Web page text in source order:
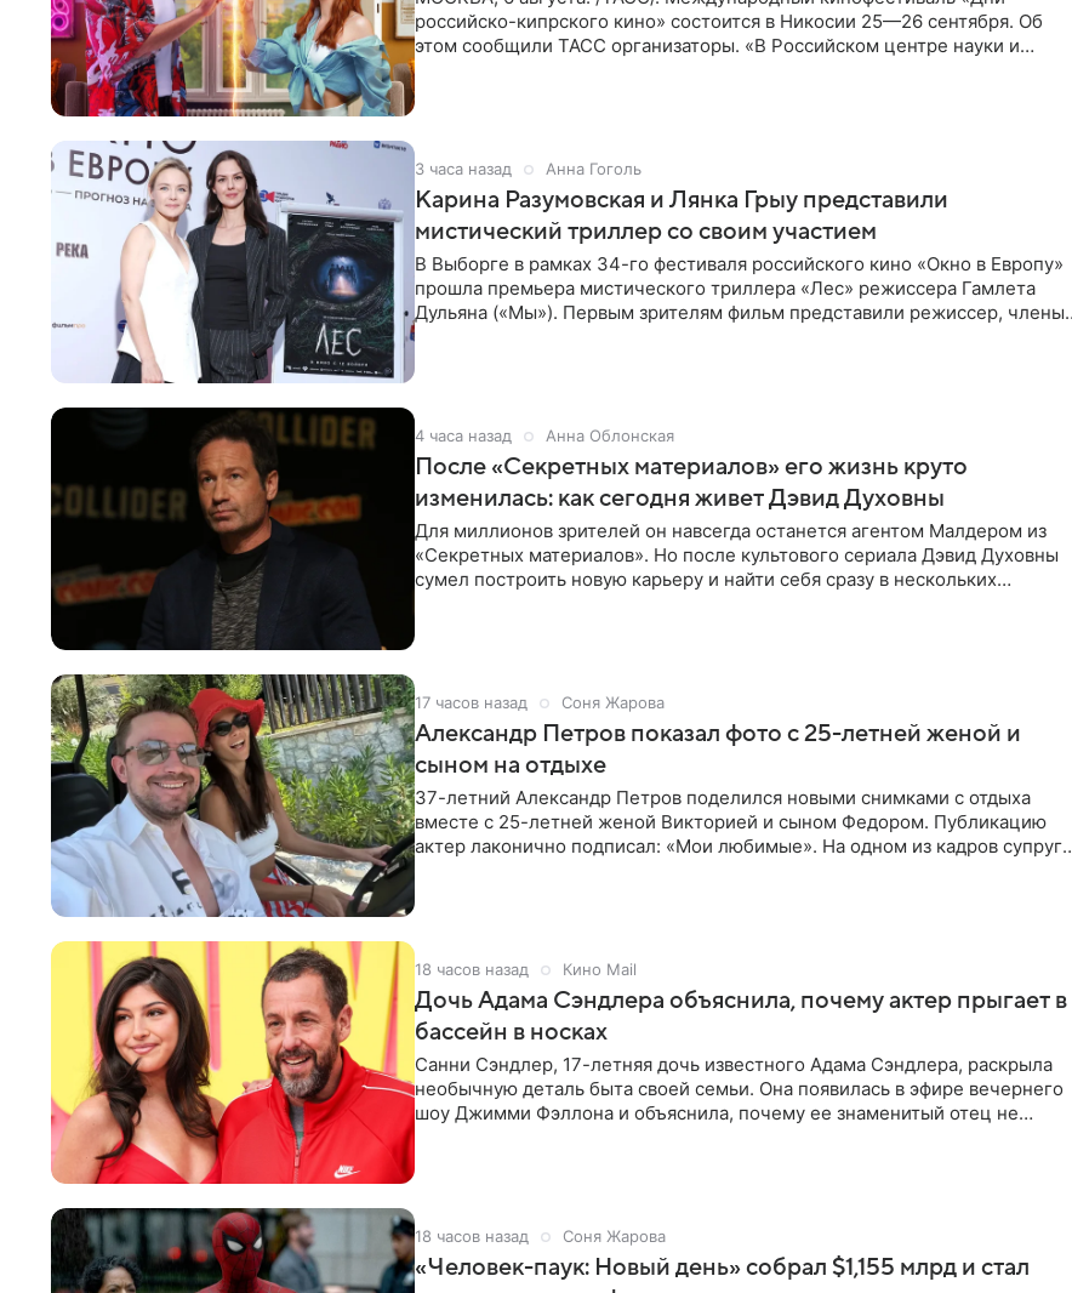
российско-кипрского кино» состоится в Никосии 25—26 сентября. Об
этом сообщили ТАСС организаторы. «В Российском центре науки и
3 часа назад Анна Гоголь
Карина Разумовская и Лянка Грыу представили
мистический триллер со своим участием
В Выборге в рамках 34-го фестиваля российского кино «Окно в Европу»
прошла премьера мистического триллера «Лес» режиссера Гамлета
Дульяна («Мы»). Первым зрителям фильм представили режиссер, члены
4 часа назад Анна Облонская
После «Секретных материалов» его жизнь круто
изменилась: как сегодня живет Дэвид Духовны
Для миллионов зрителей он навсегда останется агентом Малдером из
«Секретных материалов». Но после культового сериала Дэвид Духовны
сумел построить новую карьеру и найти себя сразу в нескольких
17 часов назад Соня Жарова
Александр Петров показал фото с 25-летней женой и
сыном на отдыхе
37-летний Александр Петров поделился новыми снимками с отдыха
вместе с 25-летней женой Викторией и сыном Федором. Публикацию
актер лаконично подписал: «Мои любимые». На одном из кадров супруги
18 часов назад Кино Mail
Дочь Адама Сэндлера объяснила, почему актер прыгает в
бассейн в носках
Санни Сэндлер, 17-летняя дочь известного Адама Сэндлера, раскрыла
необычную деталь быта своей семьи. Она появилась в эфире вечернего
шоу Джимми Фэллона и объяснила, почему ее знаменитый отец не
18 часов назад Соня Жарова
«Человек-паук: Новый день» собрал $1,155 млрд и стал